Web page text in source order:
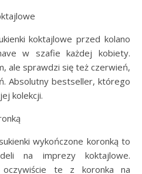
koktajlowe przed kolano
w szafie każdej kobiety.
ale sprawdzi się też czerwień,
Absolutny bestseller, którego
kolekcji.
wykończone koronką to
na imprezy koktajlowe.
te z koronka na